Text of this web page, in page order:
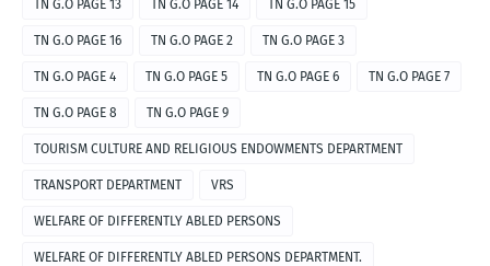
TN G.O PAGE 13 TN G.O PAGE 14 TN G.O PAGE 15
TN G.O PAGE 16 TN G.O PAGE 2 TN G.O PAGE 3
TN G.O PAGE 4 TN G.O PAGE 5 TN G.O PAGE 6 TN G.O PAGE 7
TN G.O PAGE 8 TN G.O PAGE 9
TOURISM CULTURE AND RELIGIOUS ENDOWMENTS DEPARTMENT
TRANSPORT DEPARTMENT VRS
WELFARE OF DIFFERENTLY ABLED PERSONS
WELFARE OF DIFFERENTLY ABLED PERSONS DEPARTMENT.